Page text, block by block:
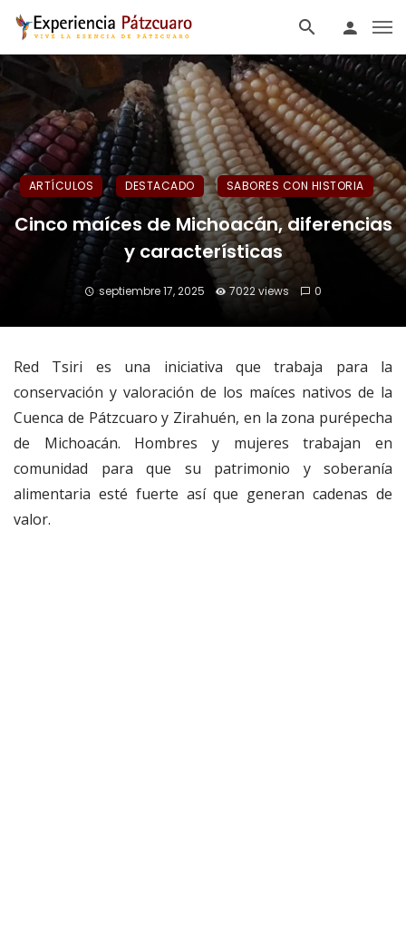
ARTÍCULOS DESTACADO SABORES CON HISTORIA
Cinco maíces de Michoacán, diferencias
y características
septiembre 17, 2025 7022 views 0
Red Tsiri es una iniciativa que trabaja para la
conservación y valoración de los maíces nativos de la
Cuenca de Pátzcuaro y Zirahuén, en la zona purépecha
de Michoacán. Hombres y mujeres trabajan en
comunidad para que su patrimonio y soberanía
alimentaria esté fuerte así que generan cadenas de
valor.